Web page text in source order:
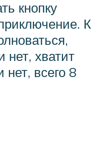
кнопку
К
нет, хватит
всего 8